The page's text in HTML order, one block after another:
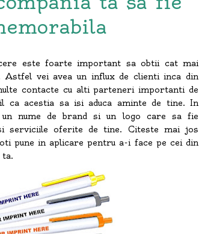
este foarte important sa obtii cat mai
vei avea un influx de clienti inca din
contacte cu alti parteneri importanti de
ca acestia sa isi aduca aminte de tine. In
nume de brand si un logo care sa fie
serviciile oferite de tine. Citeste mai jos
pune in aplicare pentru a-i face pe cei din